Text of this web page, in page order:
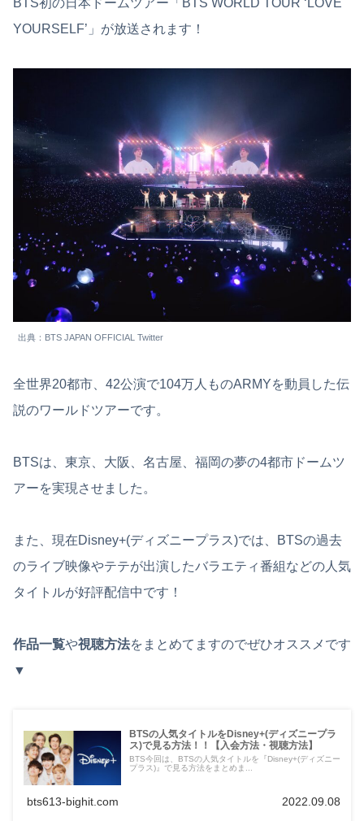
BTS初の日本ドームツアー「BTS WORLD TOUR ‘LOVE
YOURSELF’」が放送されます！
出典：BTS JAPAN OFFICIAL Twitter
全世界20都市、42公演で104万人ものARMYを動員した伝
説のワールドツアーです。
BTSは、東京、大阪、名古屋、福岡の夢の4都市ドームツ
アーを実現させました。
また、現在Disney+(ディズニープラス)では、BTSの過去
のライブ映像やテテが出演したバラエティ番組などの人気
タイトルが好評配信中です！
作品一覧や視聴方法をまとめてますのでぜひオススメです
▼
BTSの人気タイトルをDisney+(ディズニープラ
ス)で見る方法！！【入会方法・視聴方法】
BTS今回は、BTSの人気タイトルを『Disney+(ディズニー
プラス)』で見る方法をまとめま...
bts613-bighit.com 2022.09.08